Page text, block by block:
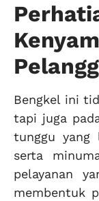
Bengkel ini
tapi juga
tunggu yang
serta
pelayanan
membentuk